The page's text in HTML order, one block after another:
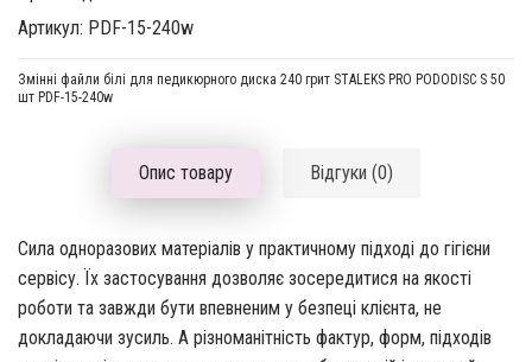
Артикул: PDF-15-240w
Змінні файли білі для педикюрного диска 240 грит STALEKS PRO PODODISC S 50
шт PDF-15-240w
Опис товару Відгуки (0)
Сила одноразових матеріалів у практичному підході до гігієни
сервісу. Їх застосування дозволяє зосередитися на якості
роботи та завжди бути впевненим у безпеці клієнта, не
докладаючи зусиль. А різноманітність фактур, форм, підходів